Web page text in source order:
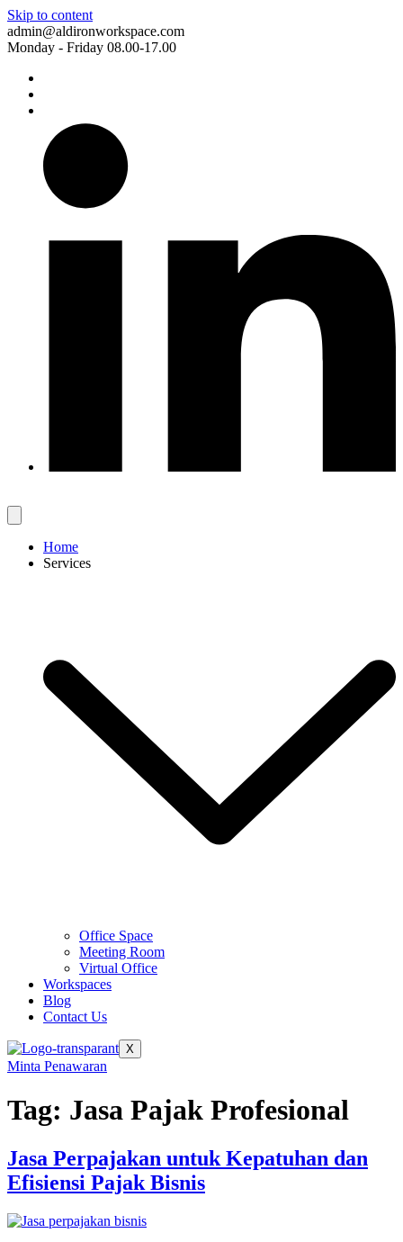
Skip to content
admin@aldironworkspace.com
Monday - Friday 08.00-17.00
Home
Services
Office Space
Meeting Room
Virtual Office
Workspaces
Blog
Contact Us
X
Minta Penawaran
Tag: Jasa Pajak Profesional
Jasa Perpajakan untuk Kepatuhan dan
Efisiensi Pajak Bisnis